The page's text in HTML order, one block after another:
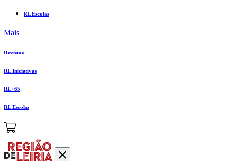
RL Escolas
Mais
Revistas
RL Iniciativas
RL+65
RL Escolas